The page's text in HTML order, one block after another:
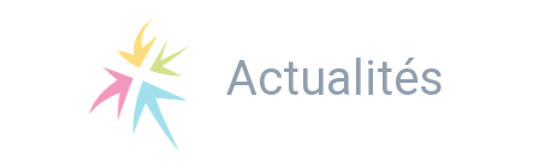
Titre
Actualités